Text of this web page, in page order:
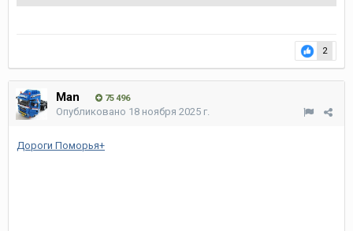
2
Man 75 496
Опубликовано 18 ноября 2025 г.
Дороги Поморья+